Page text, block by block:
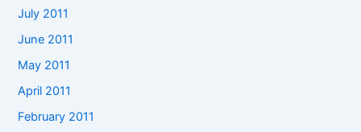
July 2011
June 2011
May 2011
April 2011
February 2011